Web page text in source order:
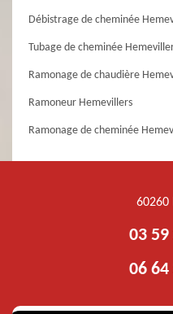
Débistrage de cheminée
Tubage de cheminée
Ramonage de chaudière
Ramoneur Hemevillers
Ramonage de cheminée
60260
03 59
06 64